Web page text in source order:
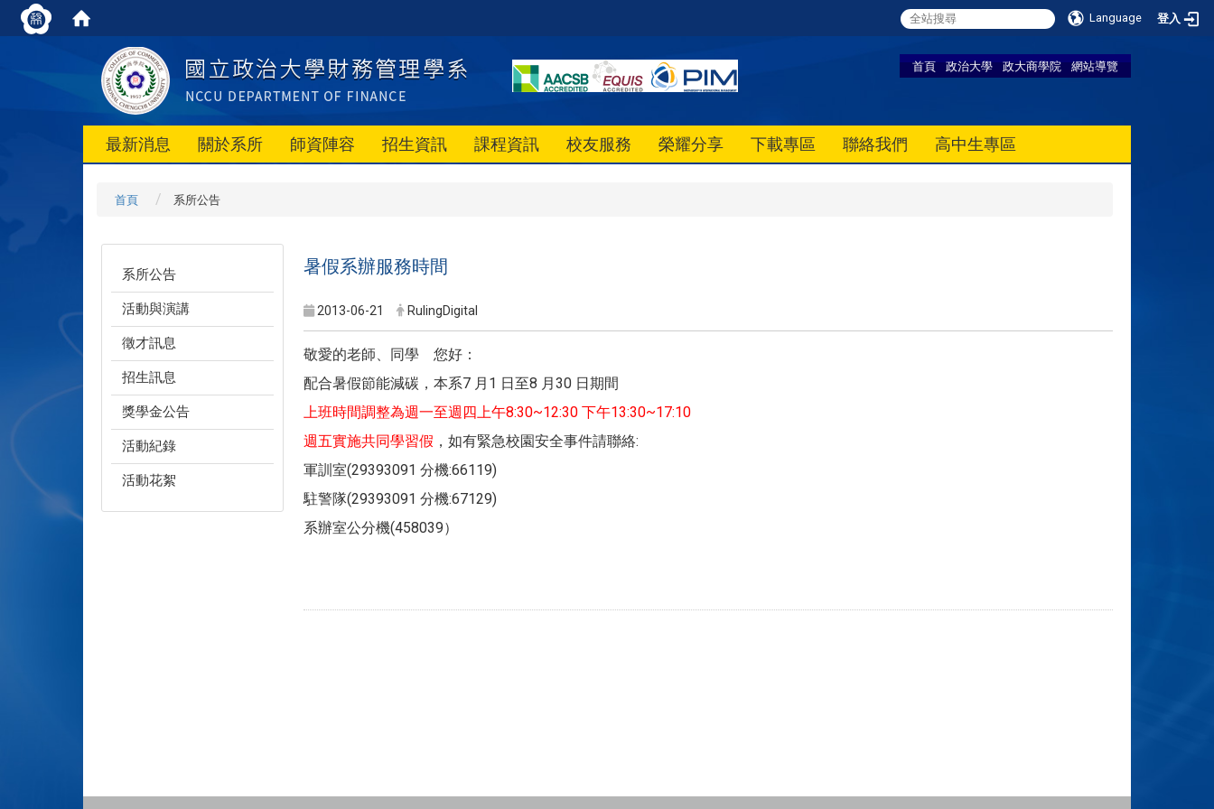
Language 登入
首頁 政治大學 政大商學院 網站導覽
最新消息 關於系所 師資陣容 招生資訊 課程資訊 校友服務 榮耀分享 下載專區 聯絡我們 高中生專區
首頁 系所公告
系所公告
活動與演講
徵才訊息
招生訊息
獎學金公告
活動紀錄
活動花絮
暑假系辦服務時間
2013-06-21 RulingDigital
敬愛的老師、同學 您好：
配合暑假節能減碳，本系7 月1 日至8 月30 日期間
上班時間調整為週一至週四上午8:30~12:30 下午13:30~17:10
週五實施共同學習假 ，如有緊急校園安全事件請聯絡:
軍訓室(29393091 分機:66119)
駐警隊(29393091 分機:67129)
系辦室公分機(458039）